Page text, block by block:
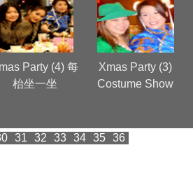
Party (4) 每
枱坐一坐
Xmas Party (3)
Costume Show
31 32 33 34 35 36